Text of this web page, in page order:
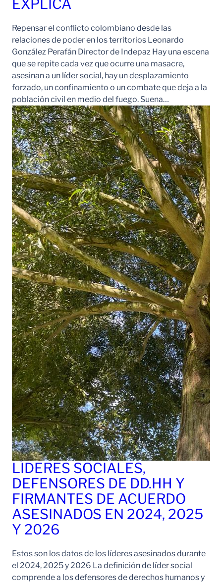
EXPLICA
Repensar el conflicto colombiano desde las
relaciones de poder en los territorios Leonardo
González Perafán Director de Indepaz Hay una escena
que se repite cada vez que ocurre una masacre,
asesinan a un líder social, hay un desplazamiento
forzado, un confinamiento o un combate que deja a la
población civil en medio del fuego. Suena…
LÍDERES SOCIALES,
DEFENSORES DE DD.HH Y
FIRMANTES DE ACUERDO
ASESINADOS EN 2024, 2025
Y 2026
Estos son los datos de los líderes asesinados durante
el 2024, 2025 y 2026 La definición de líder social
comprende a los defensores de derechos humanos y